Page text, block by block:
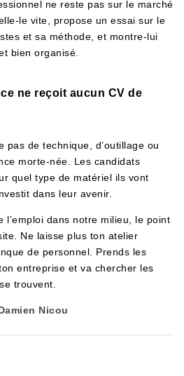
ne reste pas sur le marché
le vite, propose un essai sur le
et sa méthode, et montre-lui
bien organisé.
ne reçoit aucun CV de
pas de technique, d’outillage ou
morte-née. Les candidats
quel type de matériel ils vont
dans leur avenir.
l’emploi dans notre milieu, le point
Ne laisse plus ton atelier
de personnel. Prends les
entreprise et va chercher les
trouvent.
Nicou